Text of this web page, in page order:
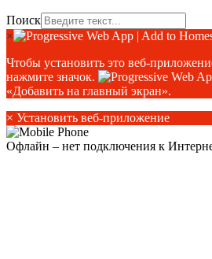
Поиск
×
Чтобы установить это веб-
нажмите значок.
«Добавить на главный экран».
× Установить веб-приложение
Офлайн – нет подключения к